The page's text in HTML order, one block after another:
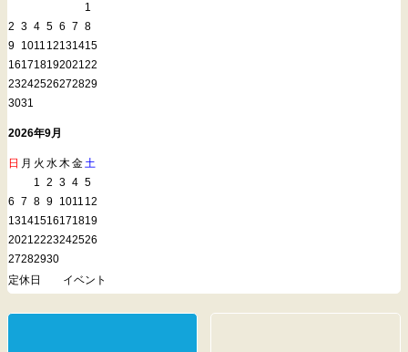
1
2 3 4 5 6 7 8
9 1011 12131415
16171819202122
23242526272829
3031
2026年9月
日 月 火 水木金土
1 2 3 4 5
6 7 8 9 1011 12
13141516171819
20212223242526
27282930
定休日
イベント